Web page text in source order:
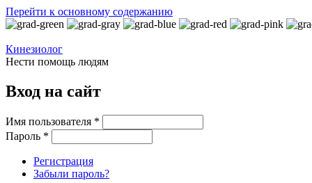
Перейти к основному содержанию
Кинезиолог
Нести помощь людям
Вход на сайт
Имя пользователя *
Пароль *
Регистрация
Забыли пароль?